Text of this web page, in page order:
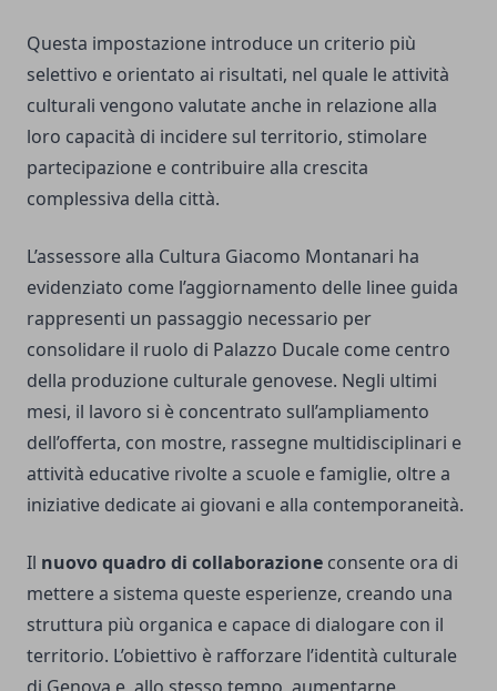
Questa impostazione introduce un criterio più
selettivo e orientato ai risultati, nel quale le attività
culturali vengono valutate anche in relazione alla
loro capacità di incidere sul territorio, stimolare
partecipazione e contribuire alla crescita
complessiva della città.
L’assessore alla Cultura Giacomo Montanari ha
evidenziato come l’aggiornamento delle linee guida
rappresenti un passaggio necessario per
consolidare il ruolo di Palazzo Ducale come centro
della produzione culturale genovese. Negli ultimi
mesi, il lavoro si è concentrato sull’ampliamento
dell’offerta, con mostre, rassegne multidisciplinari e
attività educative rivolte a scuole e famiglie, oltre a
iniziative dedicate ai giovani e alla contemporaneità.
Il nuovo quadro di collaborazione consente ora di
mettere a sistema queste esperienze, creando una
struttura più organica e capace di dialogare con il
territorio. L’obiettivo è rafforzare l’identità culturale